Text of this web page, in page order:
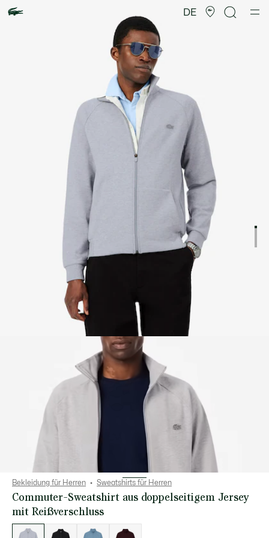
DE
Bekleidung für Herren Sweatshirts für Herren
Commuter-Sweatshirt aus doppelseitigem Jersey
mit Reißverschluss
der